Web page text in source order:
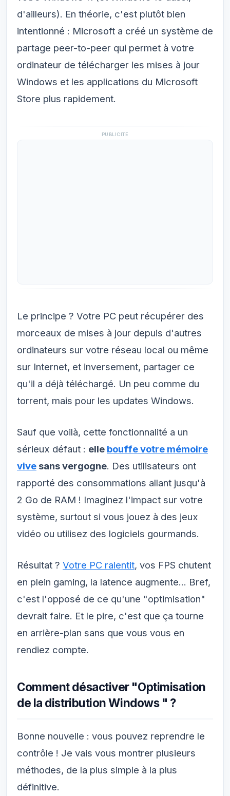
d'ailleurs). En théorie, c'est plutôt bien
intentionné : Microsoft a créé un système de
partage peer-to-peer qui permet à votre
ordinateur de télécharger les mises à jour
Windows et les applications du Microsoft
Store plus rapidement.
PUBLICITÉ
Le principe ? Votre PC peut récupérer des
morceaux de mises à jour depuis d'autres
ordinateurs sur votre réseau local ou même
sur Internet, et inversement, partager ce
qu'il a déjà téléchargé. Un peu comme du
torrent, mais pour les updates Windows.
Sauf que voilà, cette fonctionnalité a un
sérieux défaut : elle bouffe votre mémoire
vive sans vergogne. Des utilisateurs ont
rapporté des consommations allant jusqu'à
2 Go de RAM ! Imaginez l'impact sur votre
système, surtout si vous jouez à des jeux
vidéo ou utilisez des logiciels gourmands.
Résultat ? Votre PC ralentit, vos FPS chutent
en plein gaming, la latence augmente... Bref,
c'est l'opposé de ce qu'une "optimisation"
devrait faire. Et le pire, c'est que ça tourne
en arrière-plan sans que vous vous en
rendiez compte.
Comment désactiver "Optimisation
de la distribution Windows " ?
Bonne nouvelle : vous pouvez reprendre le
contrôle ! Je vais vous montrer plusieurs
méthodes, de la plus simple à la plus
définitive.